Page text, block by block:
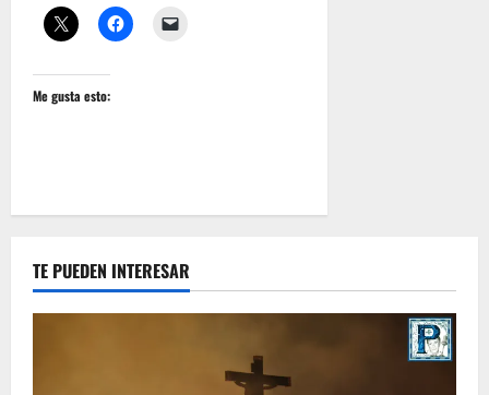
Me gusta esto:
TE PUEDEN INTERESAR